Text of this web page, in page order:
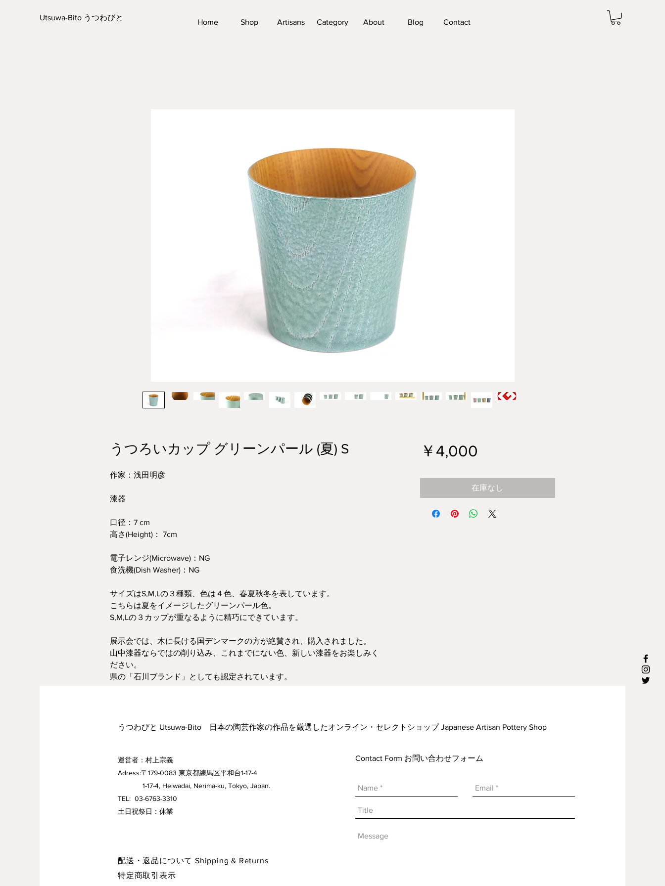
Utsuwa-Bito うつわびと
Home Shop Artisans Category About Blog Contact
うつろいカップ グリーンパール (夏) S
作家：浅田明彦
漆器
口径：7 cm
高さ(Height)： 7cm
電子レンジ(Microwave)：NG
食洗機(Dish Washer)：NG
サイズはS,M,Lの３種類、色は４色、春夏秋冬を表しています。
こちらは夏をイメージしたグリーンパール色。
S,M,Lの３カップが重なるように精巧にできています。
展示会では、木に長ける国デンマークの方が絶賛され、購入されました。
山中漆器ならではの削り込み、これまでにない色、新しい漆器をお楽しみく
ださい。
県の「石川ブランド」としても認定されています。
￥4,000
在庫なし
うつわびと Utsuwa-Bito 日本の陶芸作家の作品を厳選したオンライン・セレクトショップ Japanese Artisan Pottery Shop
運営者：村上宗義
Adress:〒179-0083 東京都練馬区平和台1-17-4
1-17-4, Heiwadai, Nerima-ku, Tokyo, Japan.
TEL: 03-6763-3310
​土日祝祭日：休業
配送・返品について Shipping & Returns
特定商取引表示
Contact Form お問い合わせフォーム